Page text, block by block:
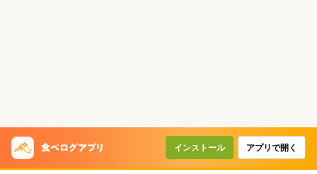
インストール アプリで開く